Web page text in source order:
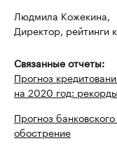
Людмила Кожекина,
Директор, рейтинги
Связанные отчеты:
Прогноз
на 2020 год:
Прогноз
обострение